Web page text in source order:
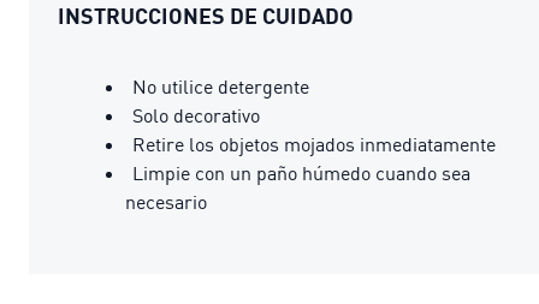
INSTRUCCIONES DE CUIDADO
No utilice detergente
Solo decorativo
Retire los objetos mojados inmediatamente
Limpie con un paño húmedo cuando sea
necesario